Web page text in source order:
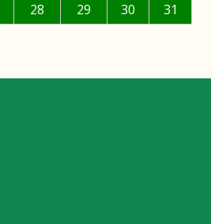
28 29 30 31